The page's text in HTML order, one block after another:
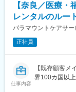
ンがあるので
エミフルの事
ます。同社自
・介護福祉業
・マネジメン
※夜間対応や
まずは副施設
■教育制度
当社では“人材
【奈良／医療
レンタルのルー
パラマウントケアサ
正社員
仕事内容
【既存顧客
界100カ国以